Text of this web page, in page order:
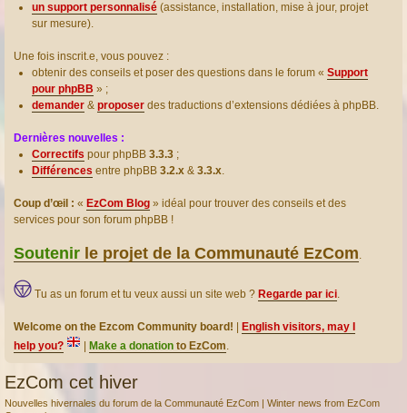
un support personnalisé (assistance, installation, mise à jour, projet
sur mesure).
Une fois inscrit.e, vous pouvez :
obtenir des conseils et poser des questions dans le forum « Support
pour phpBB » ;
demander & proposer des traductions d’extensions dédiées à phpBB.
Dernières nouvelles :
Correctifs pour phpBB 3.3.3 ;
Différences entre phpBB 3.2.x & 3.3.x.
Coup d’œil : « EzCom Blog » idéal pour trouver des conseils et des
services pour son forum phpBB !
Soutenir le projet de la Communauté EzCom.
Tu as un forum et tu veux aussi un site web ? Regarde par ici.
Welcome on the Ezcom Community board!
English visitors, may I
help you?
Make a donation to EzCom.
EzCom cet hiver
Nouvelles hivernales du forum de la Communauté EzCom | Winter news from EzCom